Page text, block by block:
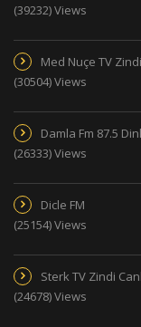
(39232) Views
Med Nuçe TV
(30504) Views
Damla Fm 87.5
(26333) Views
Dicle FM
(25154) Views
Sterk TV Zindi
(24678) Views